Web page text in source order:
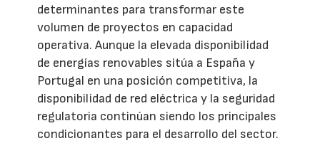
determinantes para transformar este
volumen de proyectos en capacidad
operativa. Aunque la elevada disponibilidad
de energías renovables sitúa a España y
Portugal en una posición competitiva, la
disponibilidad de red eléctrica y la seguridad
regulatoria continúan siendo los principales
condicionantes para el desarrollo del sector.